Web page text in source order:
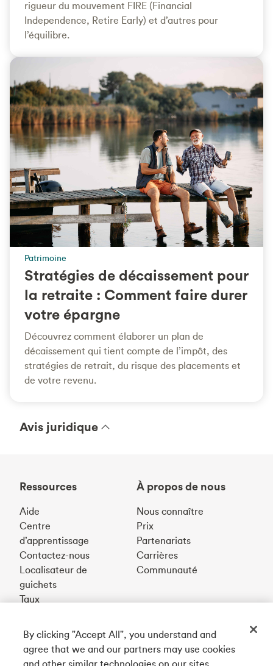
rigueur du mouvement FIRE (Financial
Independence, Retire Early) et d’autres pour
l’équilibre.
Patrimoine
Stratégies de décaissement pour
la retraite : Comment faire durer
votre épargne
Découvrez comment élaborer un plan de
décaissement qui tient compte de l’impôt, des
stratégies de retrait, du risque des placements et
de votre revenu.
Avis juridique
Ressources
Aide
Centre
d’apprentissage
Contactez-nous
Localisateur de
guichets
Taux
À propos de nous
Nous connaître
Prix
Partenariats
Carrières
Communauté
Téléchargez notre appli
By clicking "Accept All", you understand and
agree that we and our partners may use cookies
and other similar technologies on our sites.